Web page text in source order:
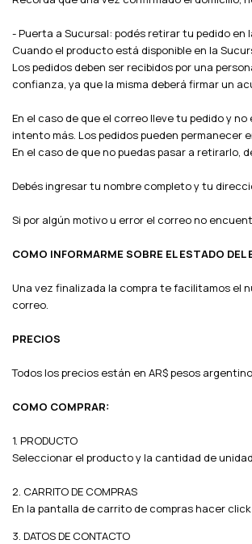
- Puerta a Sucursal: podés retirar tu pedido en
Cuando el producto está disponible en la
Los pedidos deben ser recibidos por una
confianza, ya que la misma deberá firmar un
En el caso de que el correo lleve tu pedido y
intento más. Los pedidos pueden permanecer
En el caso de que no puedas pasar a retirarlo,
Debés ingresar tu nombre completo y tu
Si por algún motivo u error el correo no
COMO INFORMARME SOBRE EL ESTADO DEL
Una vez finalizada la compra te facilitamos el
correo.
PRECIOS
Todos los precios están en AR$ pesos
COMO COMPRAR:
1. PRODUCTO
Seleccionar el producto y la cantidad de
2. CARRITO DE COMPRAS
En la pantalla de carrito de compras hacer click
3. DATOS DE CONTACTO